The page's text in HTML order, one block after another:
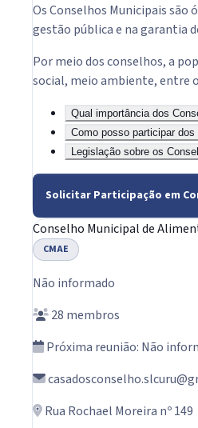
Os Conselhos Municipais
gestão pública e na garantia
Por meio dos conselhos, a
social, meio ambiente, entre
Qual importância dos
Como posso participar dos
Legislação sobre os
Solicitar Participação em
Conselho Municipal de
CMAE
Não informado
28 membros
Próxima reunião: Não
Rua Rochael Moreira nº 149